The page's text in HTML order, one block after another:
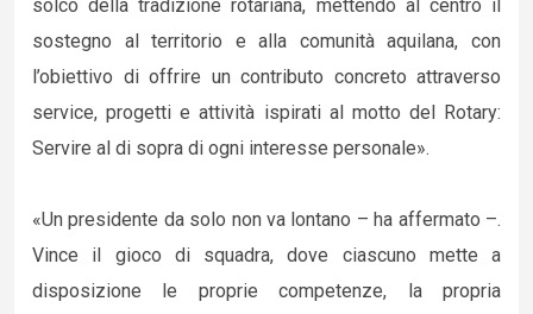
solco della tradizione rotariana, mettendo al centro il
sostegno al territorio e alla comunità aquilana, con
l’obiettivo di offrire un contributo concreto attraverso
service, progetti e attività ispirati al motto del Rotary:
Servire al di sopra di ogni interesse personale».
«Un presidente da solo non va lontano – ha affermato –.
Vince il gioco di squadra, dove ciascuno mette a
disposizione le proprie competenze, la propria